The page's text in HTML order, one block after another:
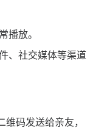
播放。
、社交媒体等渠道
码发送给亲友，